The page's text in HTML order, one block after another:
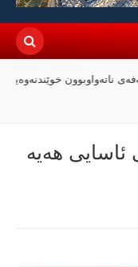
خوێندنەوەیەکی
ئاسایی هەیە